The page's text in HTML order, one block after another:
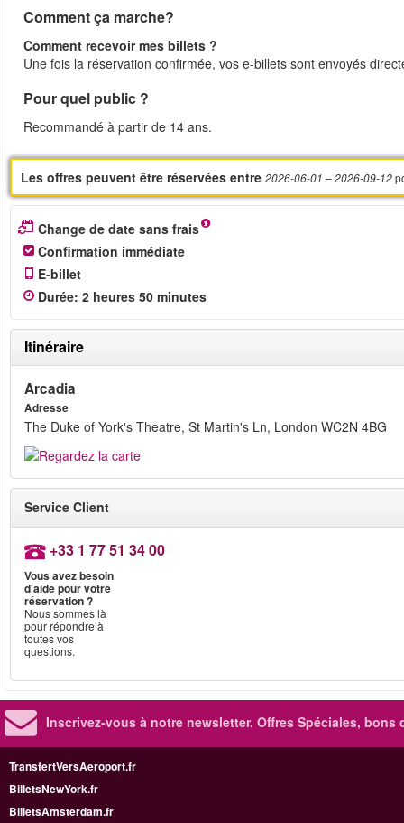
Comment ça marche?
Comment recevoir mes billets ?
Une fois la réservation confirmée, vos e-billets sont envoyés
Pour quel public ?
Recommandé à partir de 14 ans.
Les offres peuvent être réservées entre 2026-06-01 – 2026-09-12
Change de date sans frais
Confirmation immédiate
E-billet
Durée: 2 heures 50 minutes
Itinéraire
Arcadia
Adresse
The Duke of York's Theatre, St Martin's Ln, London WC2N 4BG
Service Client
+33 1 77 51 34 00
Vous avez besoin
d'aide pour votre
réservation ?
Nous sommes là
pour répondre à
toutes vos
questions.
Inscrivez-vous à notre newsletter. Offres Spéciales, bons
TransfertVersAeroport.fr
BilletsNewYork.fr
BilletsAmsterdam.fr